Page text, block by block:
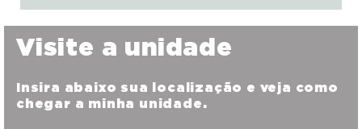
Visite a unidade
Insira abaixo sua localização e veja como
chegar a minha unidade.